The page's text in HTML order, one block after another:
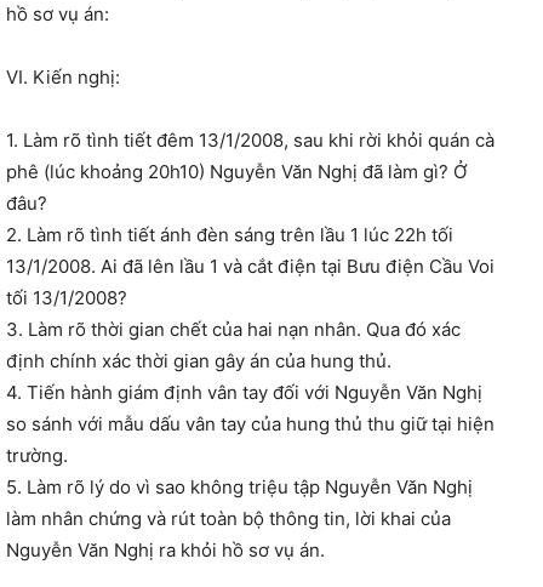
hồ sơ vụ án:
VI. Kiến nghị:
1. Làm rõ tình tiết đêm 13/1/2008, sau khi rời khỏi quán cà
phê (lúc khoảng 20h10) Nguyễn Văn Nghị đã làm gì? Ở
đâu?
2. Làm rõ tình tiết ánh đèn sáng trên lầu 1 lúc 22h tối
13/1/2008. Ai đã lên lầu 1 và cắt điện tại Bưu điện Cầu Voi
tối 13/1/2008?
3. Làm rõ thời gian chết của hai nạn nhân. Qua đó xác
định chính xác thời gian gây án của hung thủ.
4. Tiến hành giám định vân tay đối với Nguyễn Văn Nghị
so sánh với mẫu dấu vân tay của hung thủ thu giữ tại hiện
trường.
5. Làm rõ lý do vì sao không triệu tập Nguyễn Văn Nghị
làm nhân chứng và rút toàn bộ thông tin, lời khai của
Nguyễn Văn Nghị ra khỏi hồ sơ vụ án.